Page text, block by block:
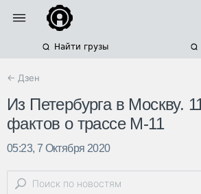
Найти грузы
← Дзен
Из Петербурга в Москву.
фактов о трассе М-11
05:23, 7 Октября 2020